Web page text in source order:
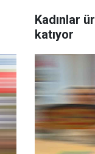
Kadınlar
katıyor